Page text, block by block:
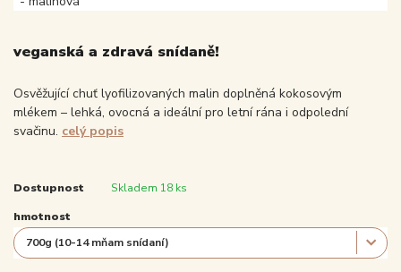
veganská a zdravá snídaně!
Osvěžující chuť lyofilizovaných malin doplněná kokosovým
mlékem – lehká, ovocná a ideální pro letní rána i odpolední
svačinu. celý popis
Dostupnost Skladem 18 ks
hmotnost